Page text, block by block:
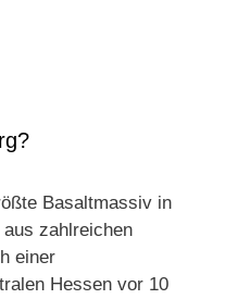
Basaltmassiv in
zahlreichen
einer
Hessen vor 10